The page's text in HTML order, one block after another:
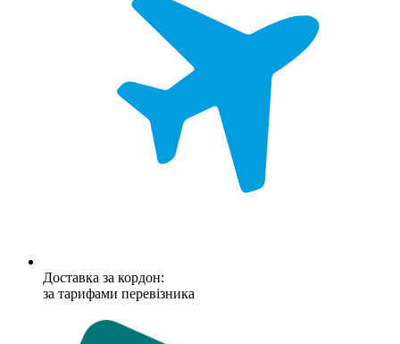
Доставка за кордон:
за тарифами перевізника